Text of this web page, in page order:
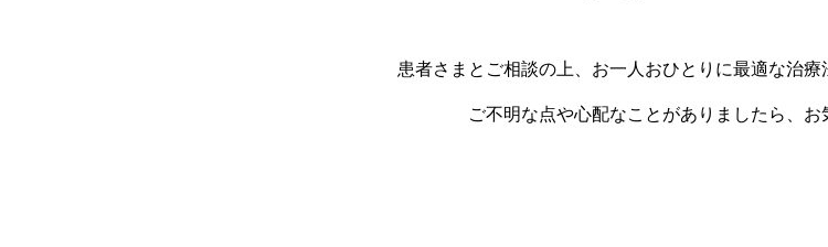
患者さまとご相談の上、お一人おひとりに最適な治療
ご不明な点や心配なことがありましたら、お